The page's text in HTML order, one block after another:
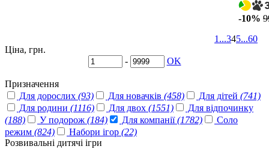
-10%
1 ...345...60
Ціна, грн.
-
OK
Призначення
Для дорослих (93) Для новачків (458) Для дітей (741)
Для родини (1116) Для двох (1551)
Для відпочинку
(188)
У подорож (184) Для компанії(1782)
Соло
режим (824) Набори ігор (22)
Розвивальні дитячі ігри